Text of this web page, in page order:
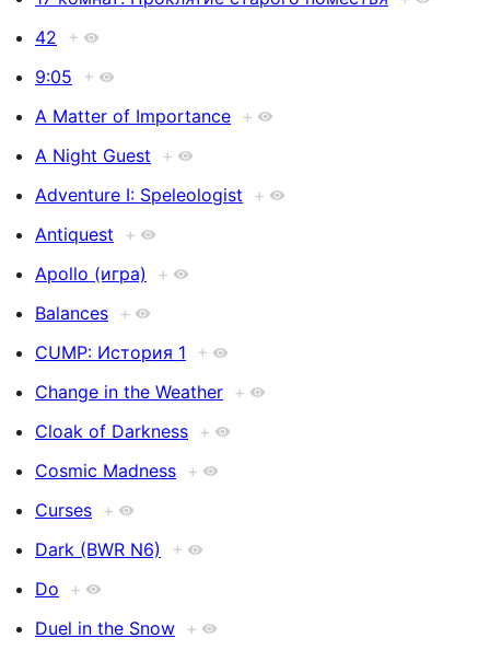
42
+
9:05
+
A Matter of Importance +
A Night Guest +
Adventure I: Speleologist +
Antiquest +
Apollo (игра)
+
Balances +
CUMP: История 1
+
Change in the Weather +
Cloak of Darkness +
Cosmic Madness +
Curses +
Dark (BWR N6)
+
Do +
Duel in the Snow +